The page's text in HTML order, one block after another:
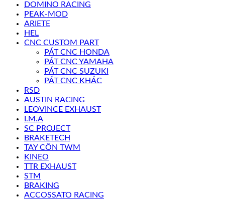
DOMINO RACING
PEAK-MOD
ARIETE
HEL
CNC CUSTOM PART
PÁT CNC HONDA
PÁT CNC YAMAHA
PÁT CNC SUZUKI
PÁT CNC KHÁC
RSD
AUSTIN RACING
LEOVINCE EXHAUST
I.M.A
SC PROJECT
BRAKETECH
TAY CÔN TWM
KINEO
TTR EXHAUST
STM
BRAKING
ACCOSSATO RACING